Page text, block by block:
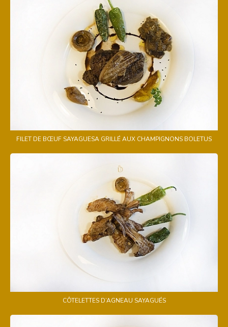
FILET DE BŒUF SAYAGUESA GRILLÉ AUX CHAMPIGNONS BOLETUS
CÔTELETTES D’AGNEAU SAYAGUÉS